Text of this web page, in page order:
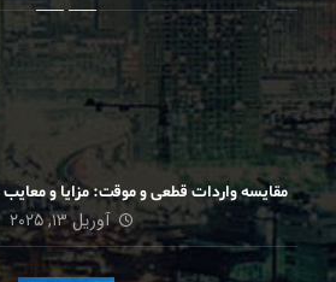
مقایسه واردات قطعی و موقت: مزایا و معایب
آوریل ۱۳, ۲۰۲۵